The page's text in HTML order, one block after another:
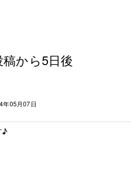
から5日後
年05月07日
♪